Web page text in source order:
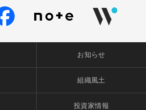
お知らせ
組織風土
投資家情報